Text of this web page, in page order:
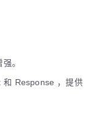
。
和 Response ，提供